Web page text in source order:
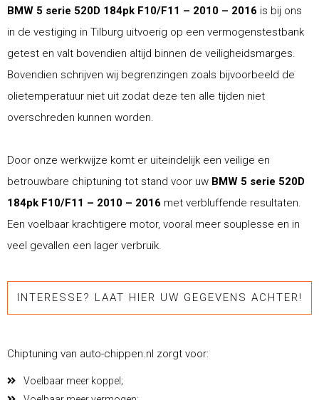
BMW 5 serie 520D 184pk F10/F11 – 2010 – 2016 is bij ons
in de vestiging in Tilburg uitvoerig op een vermogenstestbank
getest en valt bovendien altijd binnen de veiligheidsmarges.
Bovendien schrijven wij begrenzingen zoals bijvoorbeeld de
olietemperatuur niet uit zodat deze ten alle tijden niet
overschreden kunnen worden.
Door onze werkwijze komt er uiteindelijk een veilige en
betrouwbare chiptuning tot stand voor uw BMW 5 serie 520D
184pk F10/F11 – 2010 – 2016 met verbluffende resultaten.
Een voelbaar krachtigere motor, vooral meer souplesse en in
veel gevallen een lager verbruik.
INTERESSE? LAAT HIER UW GEGEVENS ACHTER!
Chiptuning van auto-chippen.nl zorgt voor:
Voelbaar meer koppel;